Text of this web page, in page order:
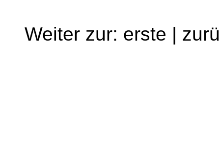
Weiter zur: erste |